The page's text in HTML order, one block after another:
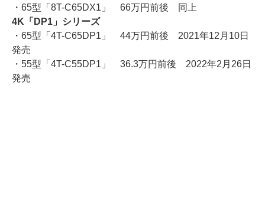
・65型「8T-C65DX1」 66万円前後 同上
4K「DP1」シリーズ
・65型「4T-C65DP1」 44万円前後 2021年12月10日
発売
・55型「4T-C55DP1」 36.3万円前後 2022年2月26日
発売